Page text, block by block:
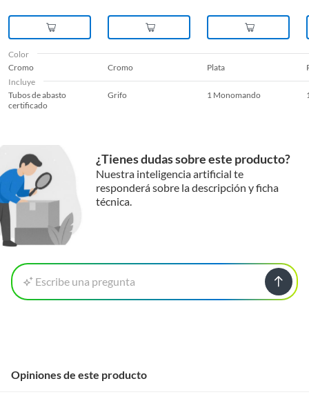
Color
Cromo
Cromo Plata
Incluye
Tubos de abasto
certificado
Grifo 1 Monomando
¿Tienes dudas sobre este producto?
Nuestra inteligencia artificial te
responderá sobre la descripción y ficha
técnica.
Escribe una pregunta
Opiniones de este producto